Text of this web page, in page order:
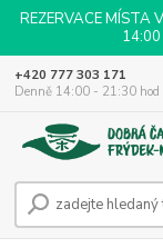
REZERVACE MÍSTA
+420 777 303 171
Denně 14:00 - 21:30 hod